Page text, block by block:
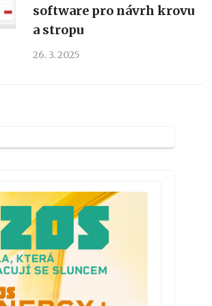
software pro návrh krovu
a stropu
26. 3. 2025